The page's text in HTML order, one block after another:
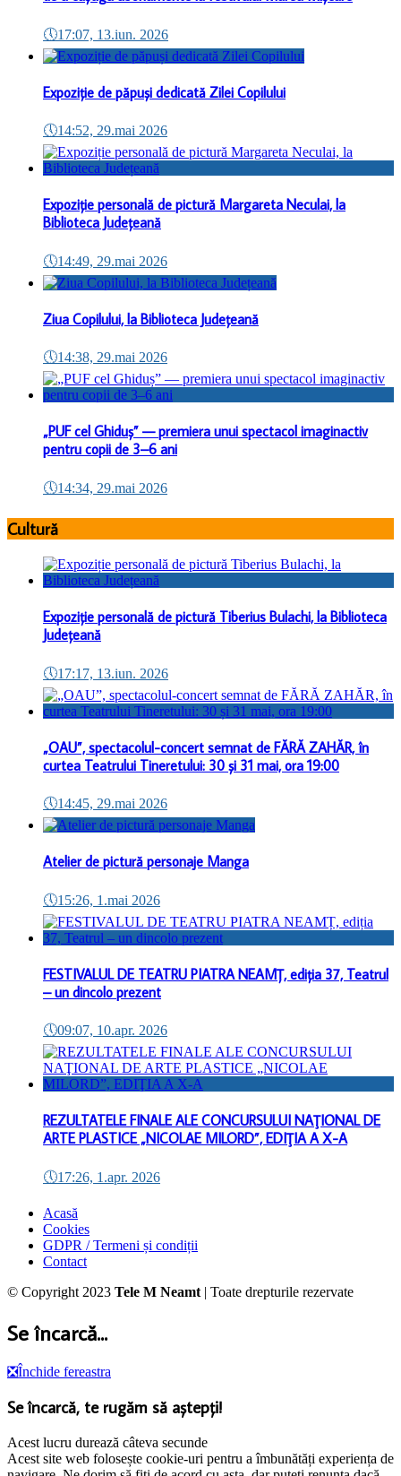
🕔17:07, 13.iun. 2026
Expoziție de păpuși dedicată Zilei Copilului
🕔14:52, 29.mai 2026
Expoziție personală de pictură Margareta Neculai, la
Biblioteca Județeană
🕔14:49, 29.mai 2026
Ziua Copilului, la Biblioteca Județeană
🕔14:38, 29.mai 2026
„PUF cel Ghiduș” — premiera unui spectacol imaginactiv
pentru copii de 3–6 ani
🕔14:34, 29.mai 2026
Cultură
Expoziție personală de pictură Tiberius Bulachi, la Biblioteca
Județeană
🕔17:17, 13.iun. 2026
„OAU”, spectacolul-concert semnat de FĂRĂ ZAHĂR, în
curtea Teatrului Tineretului: 30 și 31 mai, ora 19:00
🕔14:45, 29.mai 2026
Atelier de pictură personaje Manga
🕔15:26, 1.mai 2026
FESTIVALUL DE TEATRU PIATRA NEAMȚ, ediția 37, Teatrul
– un dincolo prezent
🕔09:07, 10.apr. 2026
REZULTATELE FINALE ALE CONCURSULUI NAŢIONAL DE
ARTE PLASTICE „NICOLAE MILORD”, EDIŢIA A X-A
🕔17:26, 1.apr. 2026
Acasă
Cookies
GDPR / Termeni și condiții
Contact
© Copyright 2023 Tele M Neamt | Toate drepturile rezervate
Se încarcă...
❎Închide fereastra
Se încarcă, te rugăm să aștepți!
Acest lucru durează câteva secunde
Acest site web folosește cookie-uri pentru a îmbunătăți experiența de